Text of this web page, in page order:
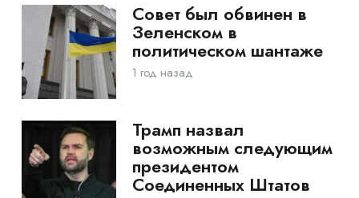
Совет был обвинен в
Зеленском в
политическом шантаже
1 год назад
Трамп назвал
возможным следующим
президентом
Соединенных Штатов